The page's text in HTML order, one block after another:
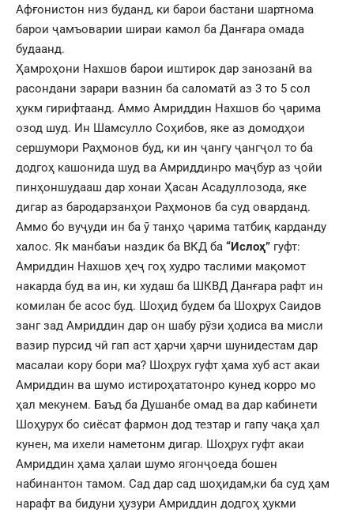
Афғонистон низ буданд, ки барои бастани шартнома
барои ҷамъоварии шираи камол ба Данғара омада
будаанд.
Ҳамроҳони Нахшов барои иштирок дар занозанӣ ва
расондани зарари вазнин ба саломатӣ аз 3 то 5 сол
ҳукм гирифтаанд. Аммо Амриддин Нахшов бо ҷарима
озод шуд. Ин Шамсулло Соҳибов, яке аз домодҳои
сершумори Раҳмонов буд, ки ин ҷангу ҷангҷол то ба
додгоҳ кашонида шуд ва Амриддинро маҷбур аз ҷойи
пинҳоншудааш дар хонаи Ҳасан Асадуллозода, яке
дигар аз бародарзанҳои Раҳмонов ба суд оварданд.
Аммо бо вуҷуди ин ба ӯ танҳо ҷарима татбиқ карданду
халос. Як манбаъи наздик ба ВКД ба “Ислоҳ” гуфт:
Амриддин Нахшов ҳеҷ гоҳ худро таслими мақомот
накарда буд ва ин, ки худаш ба ШКВД Данғара рафт ин
комилан бе асос буд. Шоҳид будем ба Шоҳрух Саидов
занг зад Амриддин дар он шабу рӯзи ҳодиса ва мисли
вазир пурсид чӣ гап аст ҳарчи ҳарчи шунидестам дар
масалаи кору бори ма? Шоҳрух гуфт ҳама хуб аст акаи
Амриддин ва шумо истироҳататонро кунед корро мо
ҳал мекунем. Баъд ба Душанбе омад ва дар кабинети
Шоҳурух бо сиёсат фармон дод тезтар и гапу чақа ҳал
кунен, ма ихели наметонм дигар. Шоҳрух гуфт акаи
Амриддин ҳама ҳалаи шумо ягонҷоеда бошен
набинантон тамом. Сад дар сад шоҳидам,ки ба суд ҳам
нарафт ва бидуни ҳузури Амриддин додгоҳ ҳукми